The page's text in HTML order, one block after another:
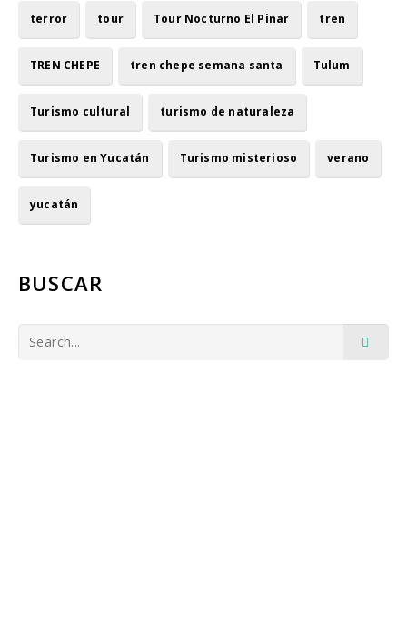
terror tour Tour Nocturno El Pinar tren
TREN CHEPE tren chepe semana santa Tulum
Turismo cultural turismo de naturaleza
Turismo en Yucatán Turismo misterioso verano
yucatán
BUSCAR